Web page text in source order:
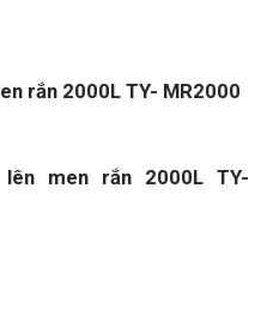
rắn 2000L TY- MR2000
men rắn 2000L TY-